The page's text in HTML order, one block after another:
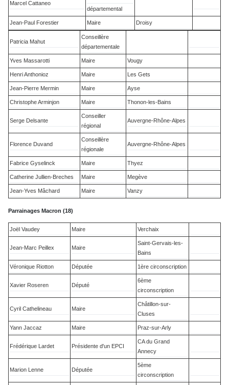
Marcel Cattaneo
départemental
Jean-Paul Forestier Maire Droisy
Patricia Mahut
Conseillère
départementale
Yves Massarotti Maire Vougy
Henri Anthonioz Maire Les Gets
Jean-Pierre Mermin Maire Ayse
Christophe Arminjon Maire Thonon-les-Bains
Serge Delsante
Conseiller
régional
Auvergne-Rhône-Alpes
Florence Duvand
Conseillère
régionale
Auvergne-Rhône-Alpes
Fabrice Gyselinck Maire Thyez
Catherine Jullien-Breches Maire Megève
Jean-Yves Mâchard Maire Vanzy
Parrainages Macron (18)
Joël Vaudey Maire Verchaix
Jean-Marc Peillex Maire
Saint-Gervais-les-
Bains
Véronique Riotton Députée 1ère circonscription
Xavier Roseren Député
6ème
circonscription
Cyril Cathelineau Maire
Châtillon-sur-
Cluses
Yann Jaccaz Maire Praz-sur-Arly
Frédérique Lardet Présidente d'un EPCI
CA du Grand
Annecy
Marion Lenne Députée
5ème
circonscription